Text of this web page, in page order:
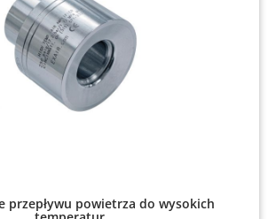
przepływu powietrza do wysokich